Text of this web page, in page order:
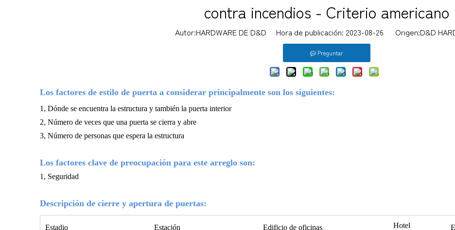
contra incendios - Criterio americano
Autor:HARDWARE DE D&D Hora de publicación: 2023-08-26 Origen:D&D
Preguntar
Los factores de estilo de puerta a considerar principalmente son los siguientes:
1, Dónde se encuentra la estructura y también la puerta interior
2, Número de veces que una puerta se cierra y abre
3, Número de personas que espera la estructura
Los factores clave de preocupación para este arreglo son:
1, Seguridad
Descripción de cierre y apertura de puertas:
Estadio Estación Edificio de oficinas Hotel